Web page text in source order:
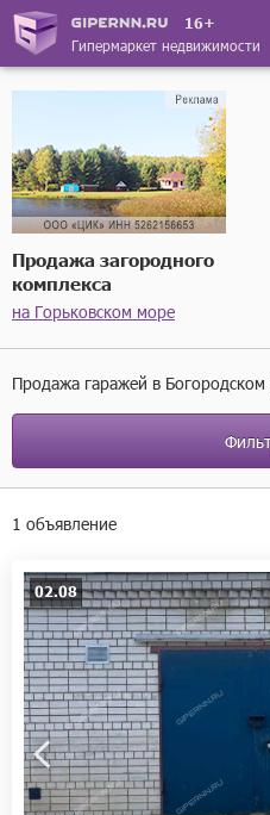
16+
Гипермаркет недвижимости
Продажа загородного
комплекса
на Горьковском море
Продажа гаражей в
1 объявление
02.08